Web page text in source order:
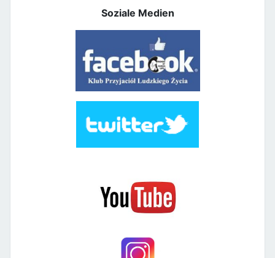
Soziale Medien